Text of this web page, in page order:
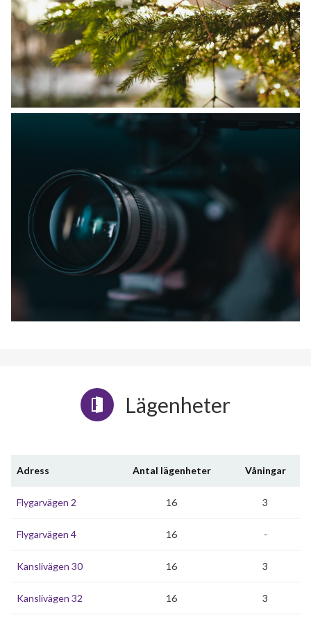
Lägenheter
Adress Antal lägenheter Våningar
Flygarvägen 2 16 3
Flygarvägen 4 16 -
Kanslivägen 30 16 3
Kanslivägen 32 16 3